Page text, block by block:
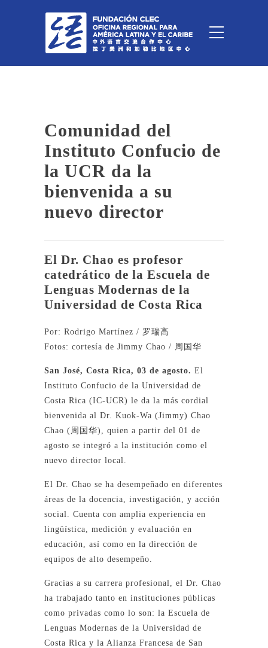
Comunidad del
Instituto Confucio de
la UCR da la
bienvenida a su
nuevo director
El Dr. Chao es profesor
catedrático de la Escuela de
Lenguas Modernas de la
Universidad de Costa Rica
Por: Rodrigo Martínez / 罗瑞高
Fotos: cortesía de Jimmy Chao / 周国华
San José, Costa Rica, 03 de agosto. El
Instituto Confucio de la Universidad de
Costa Rica (IC-UCR) le da la más cordial
bienvenida al Dr. Kuok-Wa (Jimmy) Chao
Chao (周国华), quien a partir del 01 de
agosto se integró a la institución como el
nuevo director local.
El Dr. Chao se ha desempeñado en diferentes
áreas de la docencia, investigación, y acción
social. Cuenta con amplia experiencia en
lingüística, medición y evaluación en
educación, así como en la dirección de
equipos de alto desempeño.
Gracias a su carrera profesional, el Dr. Chao
ha trabajado tanto en instituciones públicas
como privadas como lo son: la Escuela de
Lenguas Modernas de la Universidad de
Costa Rica y la Alianza Francesa de San